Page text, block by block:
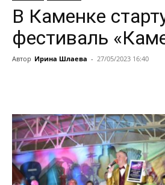
В Каменке
фестиваль
Автор Ирина Шлаева - 27/05/2023 16:40